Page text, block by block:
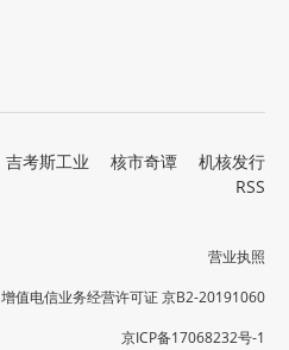
吉考斯工业 核市奇谭
机核发行
RSS
营业执照
增值电信业务经营许可证 京B2-20191060
京ICP备17068232号-1